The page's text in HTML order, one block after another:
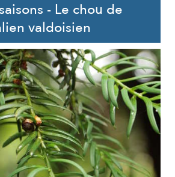
- Le chou de
valdoisien